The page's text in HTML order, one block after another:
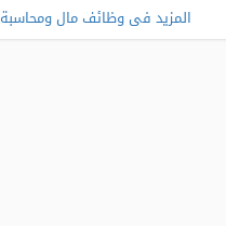
المزيد فى وظائف مال ومحاسبة